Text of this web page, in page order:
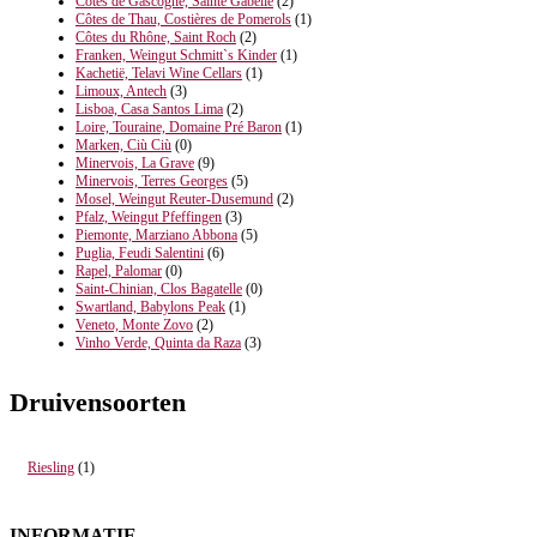
Côtes de Thau, Costières de Pomerols (1)
Côtes du Rhône, Saint Roch (2)
Franken, Weingut Schmitt`s Kinder (1)
Kachetië, Telavi Wine Cellars (1)
Limoux, Antech (3)
Lisboa, Casa Santos Lima (2)
Loire, Touraine, Domaine Pré Baron (1)
Marken, Ciù Ciù (0)
Minervois, La Grave (9)
Minervois, Terres Georges (5)
Mosel, Weingut Reuter-Dusemund (2)
Pfalz, Weingut Pfeffingen (3)
Piemonte, Marziano Abbona (5)
Puglia, Feudi Salentini (6)
Rapel, Palomar (0)
Saint-Chinian, Clos Bagatelle (0)
Swartland, Babylons Peak (1)
Veneto, Monte Zovo (2)
Vinho Verde, Quinta da Raza (3)
Druivensoorten
Riesling (1)